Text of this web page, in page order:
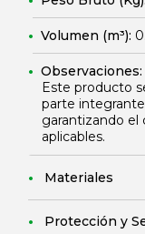
Volumen (m³):
Observaciones:
Este producto
parte
garantizando
aplicables.
Materiales
Protección y